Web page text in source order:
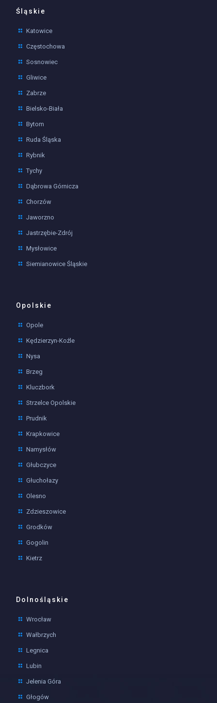
Śląskie
Katowice
Częstochowa
Sosnowiec
Gliwice
Zabrze
Bielsko-Biała
Bytom
Ruda Śląska
Rybnik
Tychy
Dąbrowa Górnicza
Chorzów
Jaworzno
Jastrzębie-Zdrój
Mysłowice
Siemianowice Śląskie
Opolskie
Opole
Kędzierzyn-Koźle
Nysa
Brzeg
Kluczbork
Strzelce Opolskie
Prudnik
Krapkowice
Namysłów
Głubczyce
Głuchołazy
Olesno
Zdzieszowice
Grodków
Gogolin
Kietrz
Dolnośląskie
Wrocław
Wałbrzych
Legnica
Lubin
Jelenia Góra
Głogów